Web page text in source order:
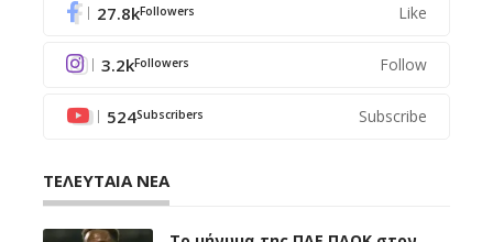
27.8kFollowers Like
3.2kFollowers Follow
524Subscribers Subscribe
ΤΕΛΕΥΤΑΙΑ ΝΕΑ